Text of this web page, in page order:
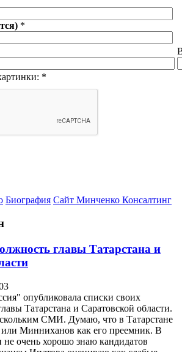
*
*
Биография Сайт Минченко Консалтинг
главы Татарстана и
опубликовала списки своих
Татарстана и Саратовской области.
СМИ. Думаю, что в Татарстане
Минниханов как его преемник. В
не очень хорошо знаю кандидатов